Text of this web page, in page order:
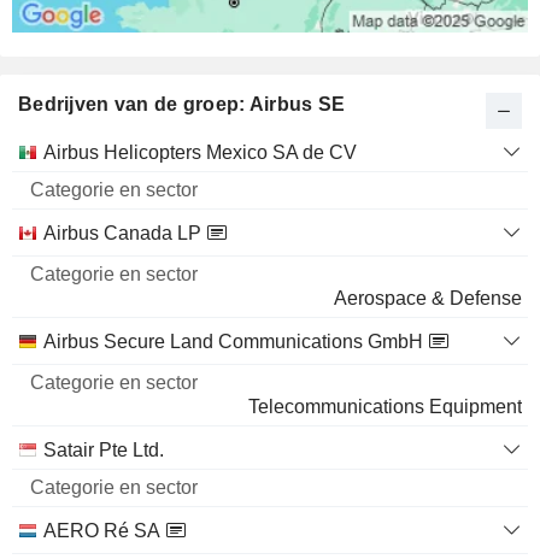
Bedrijven van de groep: Airbus SE
Categorie
Airbus Helicopters Mexico SA de CV
Airbus Canada LP
Aerospace & Defense
Airbus Secure Land Communications GmbH
Telecommunications Equipment
Satair Pte Ltd.
AERO Ré SA